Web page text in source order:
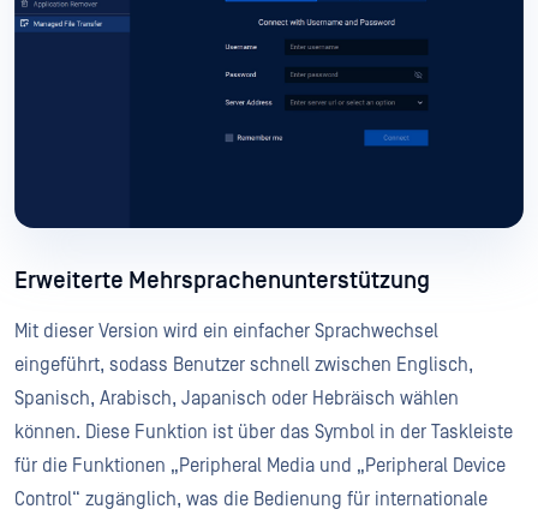
Erweiterte Mehrsprachenunterstützung
Mit dieser Version wird ein einfacher Sprachwechsel
eingeführt, sodass Benutzer schnell zwischen Englisch,
Spanisch, Arabisch, Japanisch oder Hebräisch wählen
können. Diese Funktion ist über das Symbol in der Taskleiste
für die Funktionen „Peripheral Media und „Peripheral Device
Control“ zugänglich, was die Bedienung für internationale